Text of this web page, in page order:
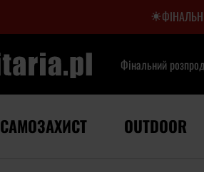
Фінальний
САМОЗАХИСТ OUTDOOR